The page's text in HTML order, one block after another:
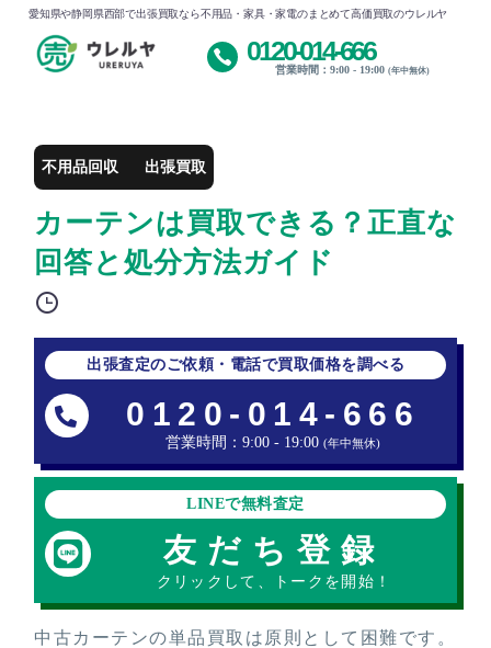
愛知県や静岡県西部で出張買取なら不用品・家具・家電のまとめて高価買取のウレルヤ
0120-014-666
営業時間：9:00 - 19:00 (年中無休)
不用品回収 出張買取
カーテンは買取できる？正直な
回答と処分方法ガイド
出張査定のご依頼・電話で買取価格を調べる
0120-014-666
営業時間：9:00 - 19:00 (年中無休)
LINEで無料査定
友だち登録
クリックして、トークを開始！
中古カーテンの単品買取は原則として困難です。